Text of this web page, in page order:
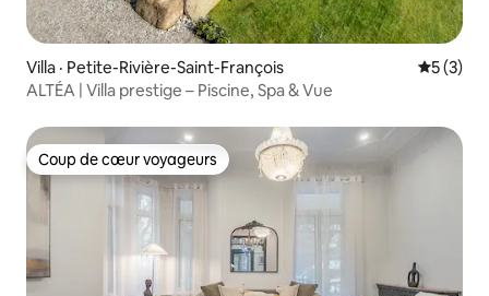
Villa · Petite-Rivière-Saint-François Note
5 (3)
ALTÉA | Villa prestige – Piscine, Spa & Vue
Coup de cœur voyageurs
Coup de cœur voyageurs